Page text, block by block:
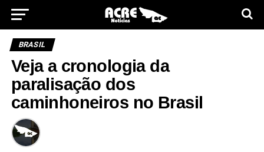
BRASIL
Veja a cronologia da
paralisação dos
caminhoneiros no Brasil